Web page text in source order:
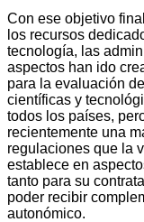
Con ese objetivo
los recursos
tecnología, las
aspectos han ido
para la evaluación
científicas y
todos los países,
recientemente una
regulaciones que la
establece en
tanto para su
poder recibir
autonómico.